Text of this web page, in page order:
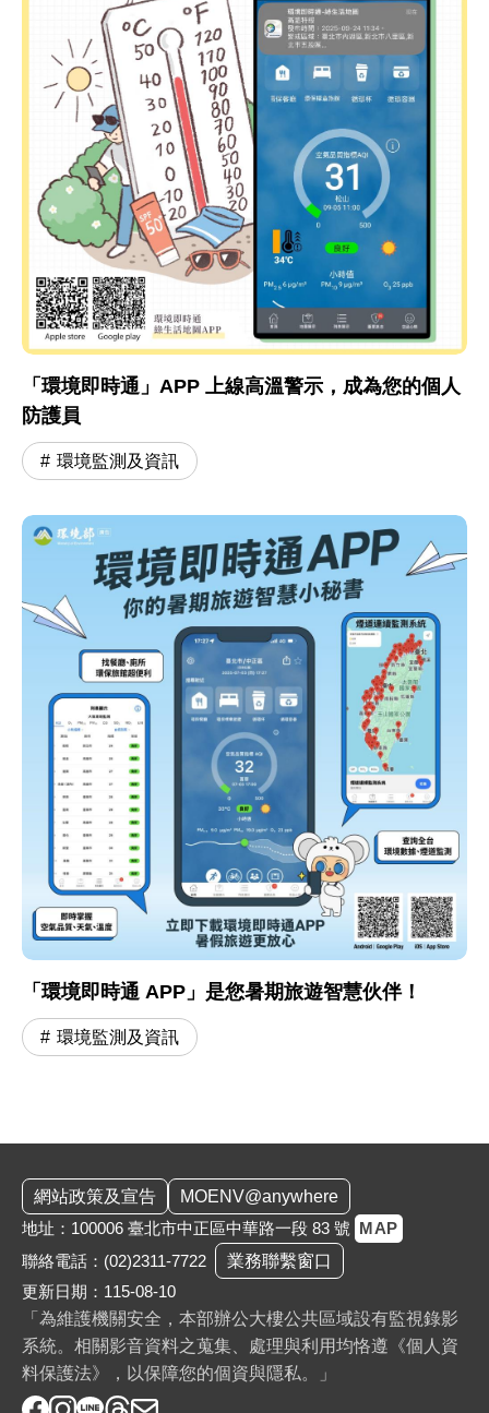
「環境即時通」APP 上線高溫警示，成為您的個人
防護員
環境監測及資訊
「環境即時通 APP」是您暑期旅遊智慧伙伴！
環境監測及資訊
網站政策及宣告
MOENV@anywhere
地址：100006 臺北市中正區中華路一段 83 號 MAP
聯絡電話： (02)2311-7722
業務聯繫窗口
更新日期：115-08-10
「為維護機關安全，本部辦公大樓公共區域設有監視錄影
系統。相關影音資料之蒐集、處理與利用均恪遵《個人資
料保護法》，以保障您的個資與隱私。」